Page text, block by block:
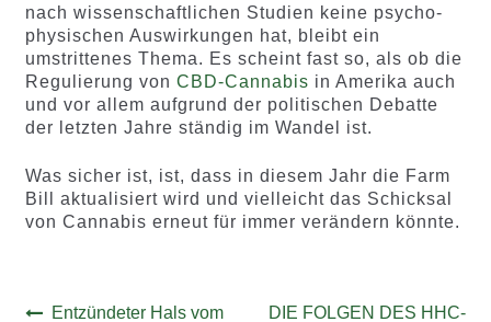
nach wissenschaftlichen Studien keine psycho-
physischen Auswirkungen hat, bleibt ein
umstrittenes Thema. Es scheint fast so, als ob die
Regulierung von CBD-Cannabis in Amerika auch
und vor allem aufgrund der politischen Debatte
der letzten Jahre ständig im Wandel ist.
Was sicher ist, ist, dass in diesem Jahr die Farm
Bill aktualisiert wird und vielleicht das Schicksal
von Cannabis erneut für immer verändern könnte.
Beitrags-
Vorheriger
Entzündeter Hals vom
Nächster
DIE FOLGEN DES HHC-